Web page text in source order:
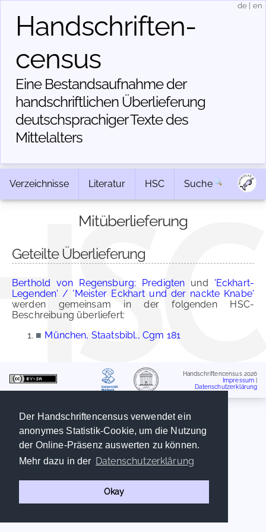
Der Handschriftencensus verwendet ein
anonymes Statistik-Cookie, um die Nutzung
der Online-Präsenz auswerten zu können.
Mehr dazu in der Datenschutzerklärung
Okay
Handschriften­
census
Eine Bestandsaufnahme der
handschriftlichen Über­lieferung
deutschsprachiger Texte des
Mittelalters
de en
Verzeichnisse Literatur HSC Suche
Mitüberlieferung
Geteilte Überlieferung
Berthold von Regensburg: Predigten und 'Eckhart-
Legenden' / 'Meister Eckhart und der nackte Knabe'
werden gemeinsam in der folgenden HSC-
Beschreibung überliefert:
■ München, Staatsbibl., Cgm 181
Handschriftencensus 2026
Impressum
Datenschutzerklärung